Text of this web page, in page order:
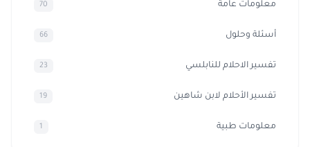
معلومات عامة 70
أسئلة وحلول 66
تفسير الاحلام للنابلسي 23
تفسير الأحلام لابن شاهين 19
معلومات طبية 1